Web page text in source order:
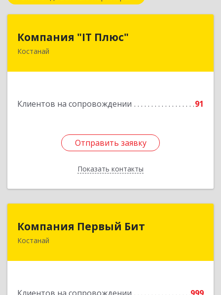
Компания "IT Плюс"
Костанай
Клиентов на сопровождении 91
Отправить заявку
Показать контакты
Казахстан, г. Костанай, ул. Темирбаева 60
Отправить заявку
Назад
Компания Первый Бит
Костанай
Компания Первый Бит
Республика Казахстан, г. Костанай, Аль-Фараби,